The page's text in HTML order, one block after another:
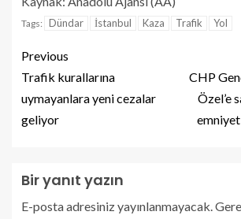
Tags: Dündar İstanbul Kaza Trafik Yol
Previous
Trafik kurallarına
uymayanlara yeni cezalar
geliyor
CHP
Özel’e
emniyet
Bir yanıt yazın
E-posta adresiniz yayınlanmayacak.